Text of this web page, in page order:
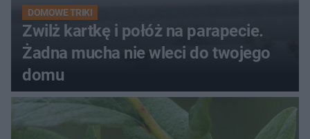
DOMOWE TRIKI
Zwilż kartkę i połóż na parapecie.
Żadna mucha nie wleci do twojego
domu